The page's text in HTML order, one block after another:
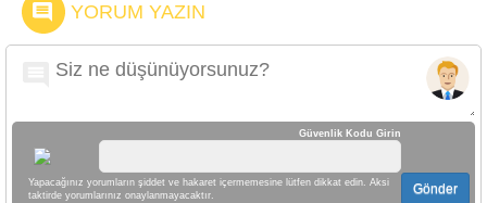
YORUM YAZIN
Güvenlik Kodu Girin
Yapacağınız yorumların şiddet ve hakaret içermemesine lütfen dikkat edin. Aksi
taktirde yorumlarınız onaylanmayacaktır.
Gönder